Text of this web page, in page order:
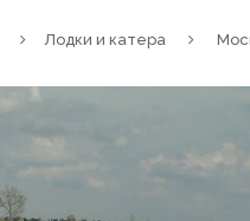
Лодки и катера